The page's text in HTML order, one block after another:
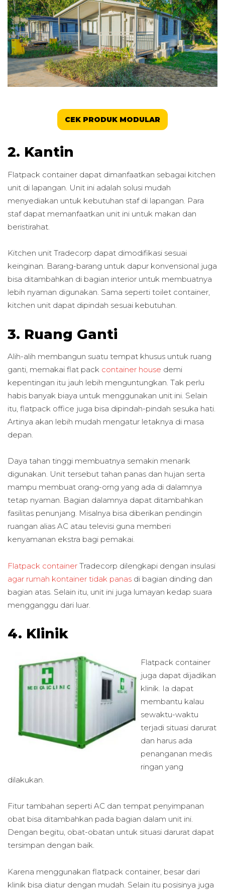
CEK PRODUK MODULAR
2. Kantin
Flatpack container dapat dimanfaatkan sebagai kitchen
unit di lapangan. Unit ini adalah solusi mudah
menyediakan untuk kebutuhan staf di lapangan. Para
staf dapat memanfaatkan unit ini untuk makan dan
beristirahat.
Kitchen unit Tradecorp dapat dimodifikasi sesuai
keinginan. Barang-barang untuk dapur konvensional juga
bisa ditambahkan di bagian interior untuk membuatnya
lebih nyaman digunakan. Sama seperti toilet container,
kitchen unit dapat dipindah sesuai kebutuhan.
3. Ruang Ganti
Alih-alih membangun suatu tempat khusus untuk ruang
ganti, memakai flat pack container house demi
kepentingan itu jauh lebih menguntungkan. Tak perlu
habis banyak biaya untuk menggunakan unit ini. Selain
itu, flatpack office juga bisa dipindah-pindah sesuka hati.
Artinya akan lebih mudah mengatur letaknya di masa
depan.
Daya tahan tinggi membuatnya semakin menarik
digunakan. Unit tersebut tahan panas dan hujan serta
mampu membuat orang-orng yang ada di dalamnya
tetap nyaman. Bagian dalamnya dapat ditambahkan
fasilitas penunjang. Misalnya bisa diberikan pendingin
ruangan alias AC atau televisi guna memberi
kenyamanan ekstra bagi pemakai.
Flatpack container Tradecorp dilengkapi dengan insulasi
agar rumah kontainer tidak panas di bagian dinding dan
bagian atas. Selain itu, unit ini juga lumayan kedap suara
mengganggu dari luar.
4. Klinik
Flatpack container
juga dapat dijadikan
klinik. Ia dapat
membantu kalau
sewaktu-waktu
terjadi situasi darurat
dan harus ada
penanganan medis
ringan yang
dilakukan.
Fitur tambahan seperti AC dan tempat penyimpanan
obat bisa ditambahkan pada bagian dalam unit ini.
Dengan begitu, obat-obatan untuk situasi darurat dapat
tersimpan dengan baik.
Karena menggunakan flatpack container, besar dari
klinik bisa diatur dengan mudah. Selain itu posisinya juga